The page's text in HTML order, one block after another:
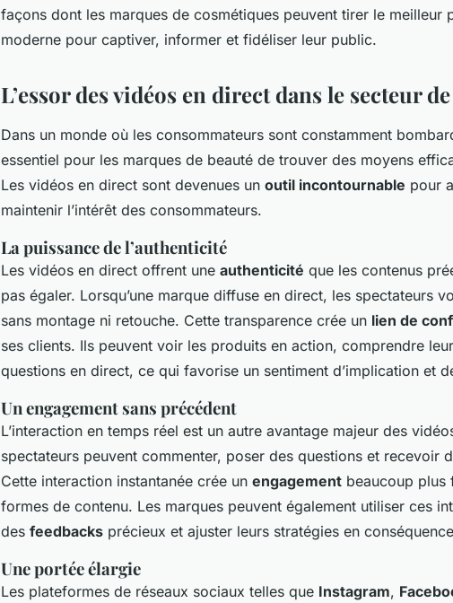
façons dont les marques de cosmétiques peuvent tirer le meilleur
moderne pour captiver, informer et fidéliser leur public.
L’essor des vidéos en direct dans le secteur
Dans un monde où les consommateurs sont constamment
essentiel pour les marques de beauté de trouver des moyens
Les vidéos en direct sont devenues un outil incontournable pour
maintenir l’intérêt des consommateurs.
La puissance de l’authenticité
Les vidéos en direct offrent une authenticité que les contenus
pas égaler. Lorsqu’une marque diffuse en direct, les spectateurs
sans montage ni retouche. Cette transparence crée un lien de
ses clients. Ils peuvent voir les produits en action, comprendre
questions en direct, ce qui favorise un sentiment d’implication et
Un engagement sans précédent
L’interaction en temps réel est un autre avantage majeur des
spectateurs peuvent commenter, poser des questions et recevoir
Cette interaction instantanée crée un engagement beaucoup plus
formes de contenu. Les marques peuvent également utiliser ces
des feedbacks précieux et ajuster leurs stratégies en
Une portée élargie
Les plateformes de réseaux sociaux telles que Instagram,